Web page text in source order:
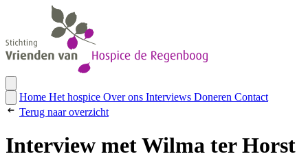
Home Het hospice Over ons Interviews Doneren Contact
Terug naar overzicht
Interview met Wilma ter Horst